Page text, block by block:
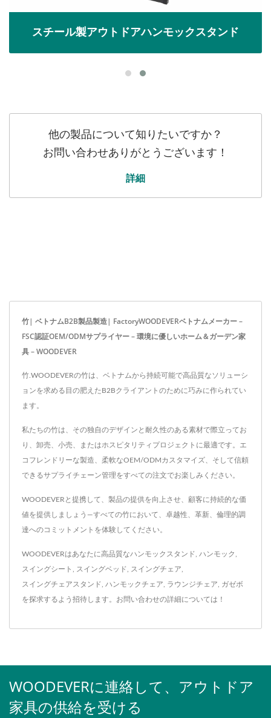
スチール製アウトドアハンモックスタンド
他の製品について知りたいですか？
お問い合わせありがとうございます！
詳細
竹| ベトナムB2B製品製造| FactoryWOODEVERベトナムメーカー –
FSC認証OEM/ODMサプライヤー – 環境に優しいホーム＆ガーデン家
具 – WOODEVER
竹.WOODEVERの竹は、ベトナムから持続可能で高品質なソリューシ
ョンを求める目の肥えたB2Bクライアントのために巧みに作られてい
ます。
私たちの竹は、その独自のデザインと耐久性のある素材で際立ってお
り、卸売、小売、またはホスピタリティプロジェクトに最適です。エ
コフレンドリーな製造、柔軟なOEM/ODMカスタマイズ、そして信頼
できるサプライチェーン管理をすべての注文でお楽しみください。
WOODEVERと提携して、製品の提供を向上させ、顧客に持続的な価
値を提供しましょう—すべての竹において、卓越性、革新、倫理的調
達へのコミットメントを体験してください。
WOODEVERはあなたに高品質なハンモックスタンド ハンモック
スイングシート スイングベッド スイングチェア
スイングチェアスタンド ハンモックチェア ラウンジチェア ガゼボ
を探求するよう招待します。 お問い合わせの詳細については！
WOODEVERに連絡して、アウトドア
家具の供給を受ける